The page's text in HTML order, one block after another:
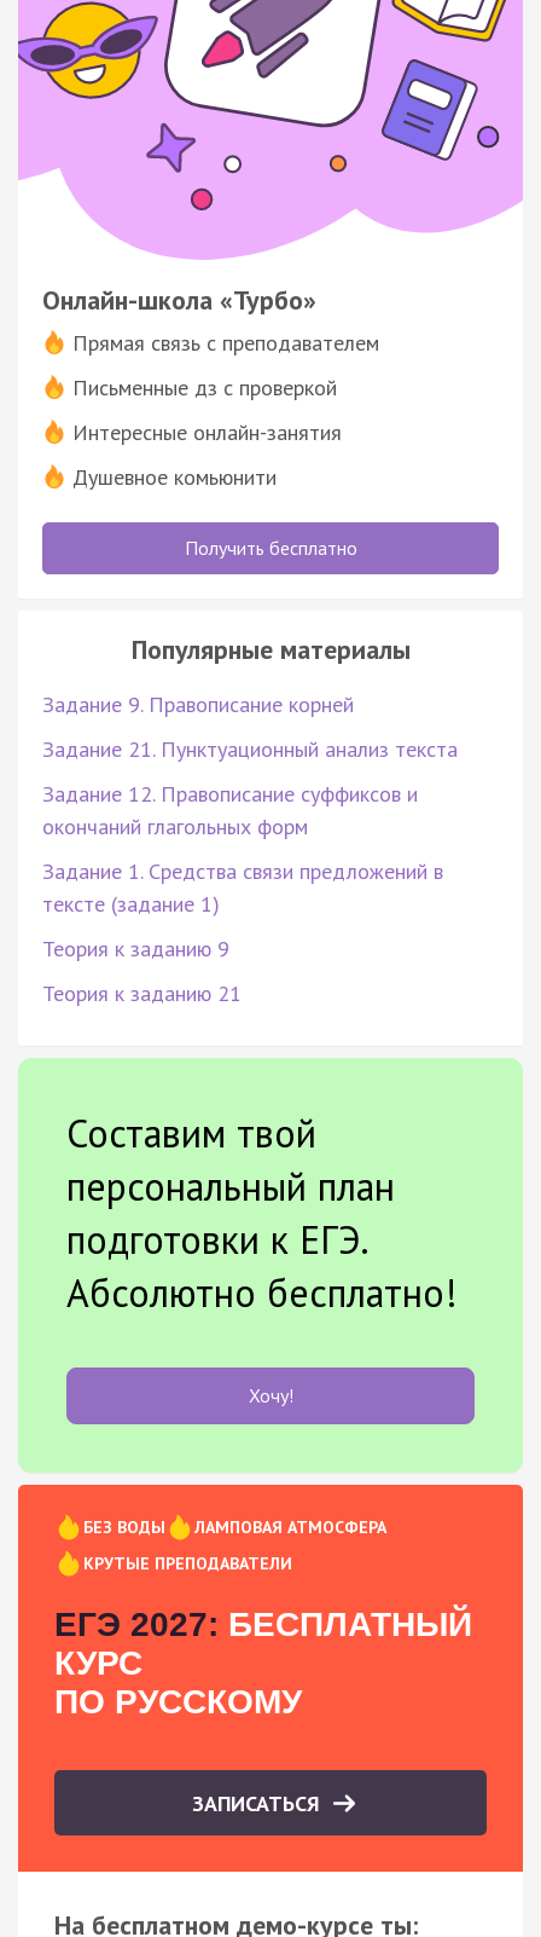
Онлайн-школа «Турбо»
Прямая связь с преподавателем
Письменные дз с проверкой
Интересные онлайн-занятия
Душевное комьюнити
Получить бесплатно
Популярные материалы
Задание 9. Правописание корней
Задание 21. Пунктуационный анализ текста
Задание 12. Правописание суффиксов и
окончаний глагольных форм
Задание 1. Средства связи предложений в
тексте (задание 1)
Теория к заданию 9
Теория к заданию 21
Составим твой
персональный план
подготовки к ЕГЭ.
Абсолютно бесплатно!
Хочу!
БЕЗ ВОДЫ
ЛАМПОВАЯ АТМОСФЕРА
КРУТЫЕ ПРЕПОДАВАТЕЛИ
ЕГЭ 2027: БЕСПЛАТНЫЙ
КУРС
ПО РУССКОМУ
ЗАПИСАТЬСЯ
На бесплатном демо-курсе ты: